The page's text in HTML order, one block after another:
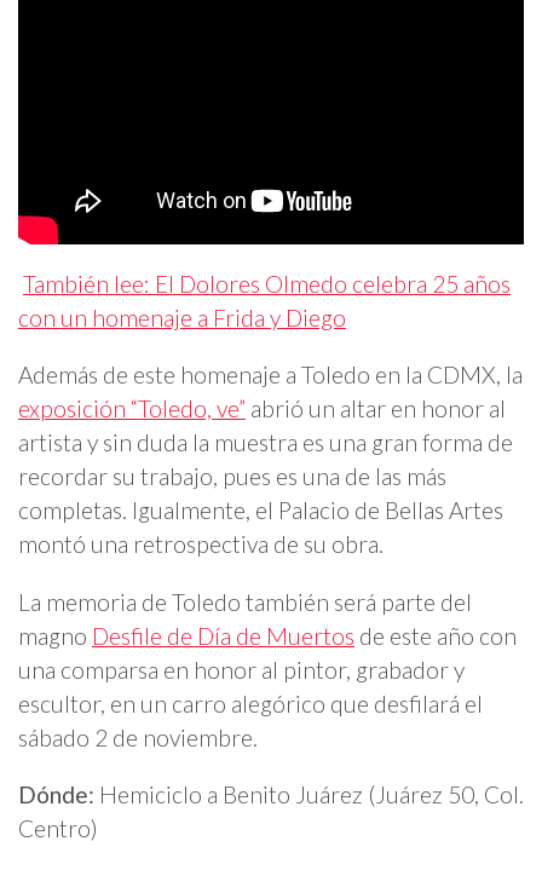
También lee: El Dolores Olmedo celebra 25 años
con un homenaje a Frida y Diego
Además de este homenaje a Toledo en la CDMX, la
exposición “Toledo, ve” abrió un altar en honor al
artista y sin duda la muestra es una gran forma de
recordar su trabajo, pues es una de las más
completas. Igualmente, el Palacio de Bellas Artes
montó una retrospectiva de su obra.
La memoria de Toledo también será parte del
magno Desfile de Día de Muertos de este año con
una comparsa en honor al pintor, grabador y
escultor, en un carro alegórico que desfilará el
sábado 2 de noviembre.
Dónde: Hemiciclo a Benito Juárez (Juárez 50, Col.
Centro)